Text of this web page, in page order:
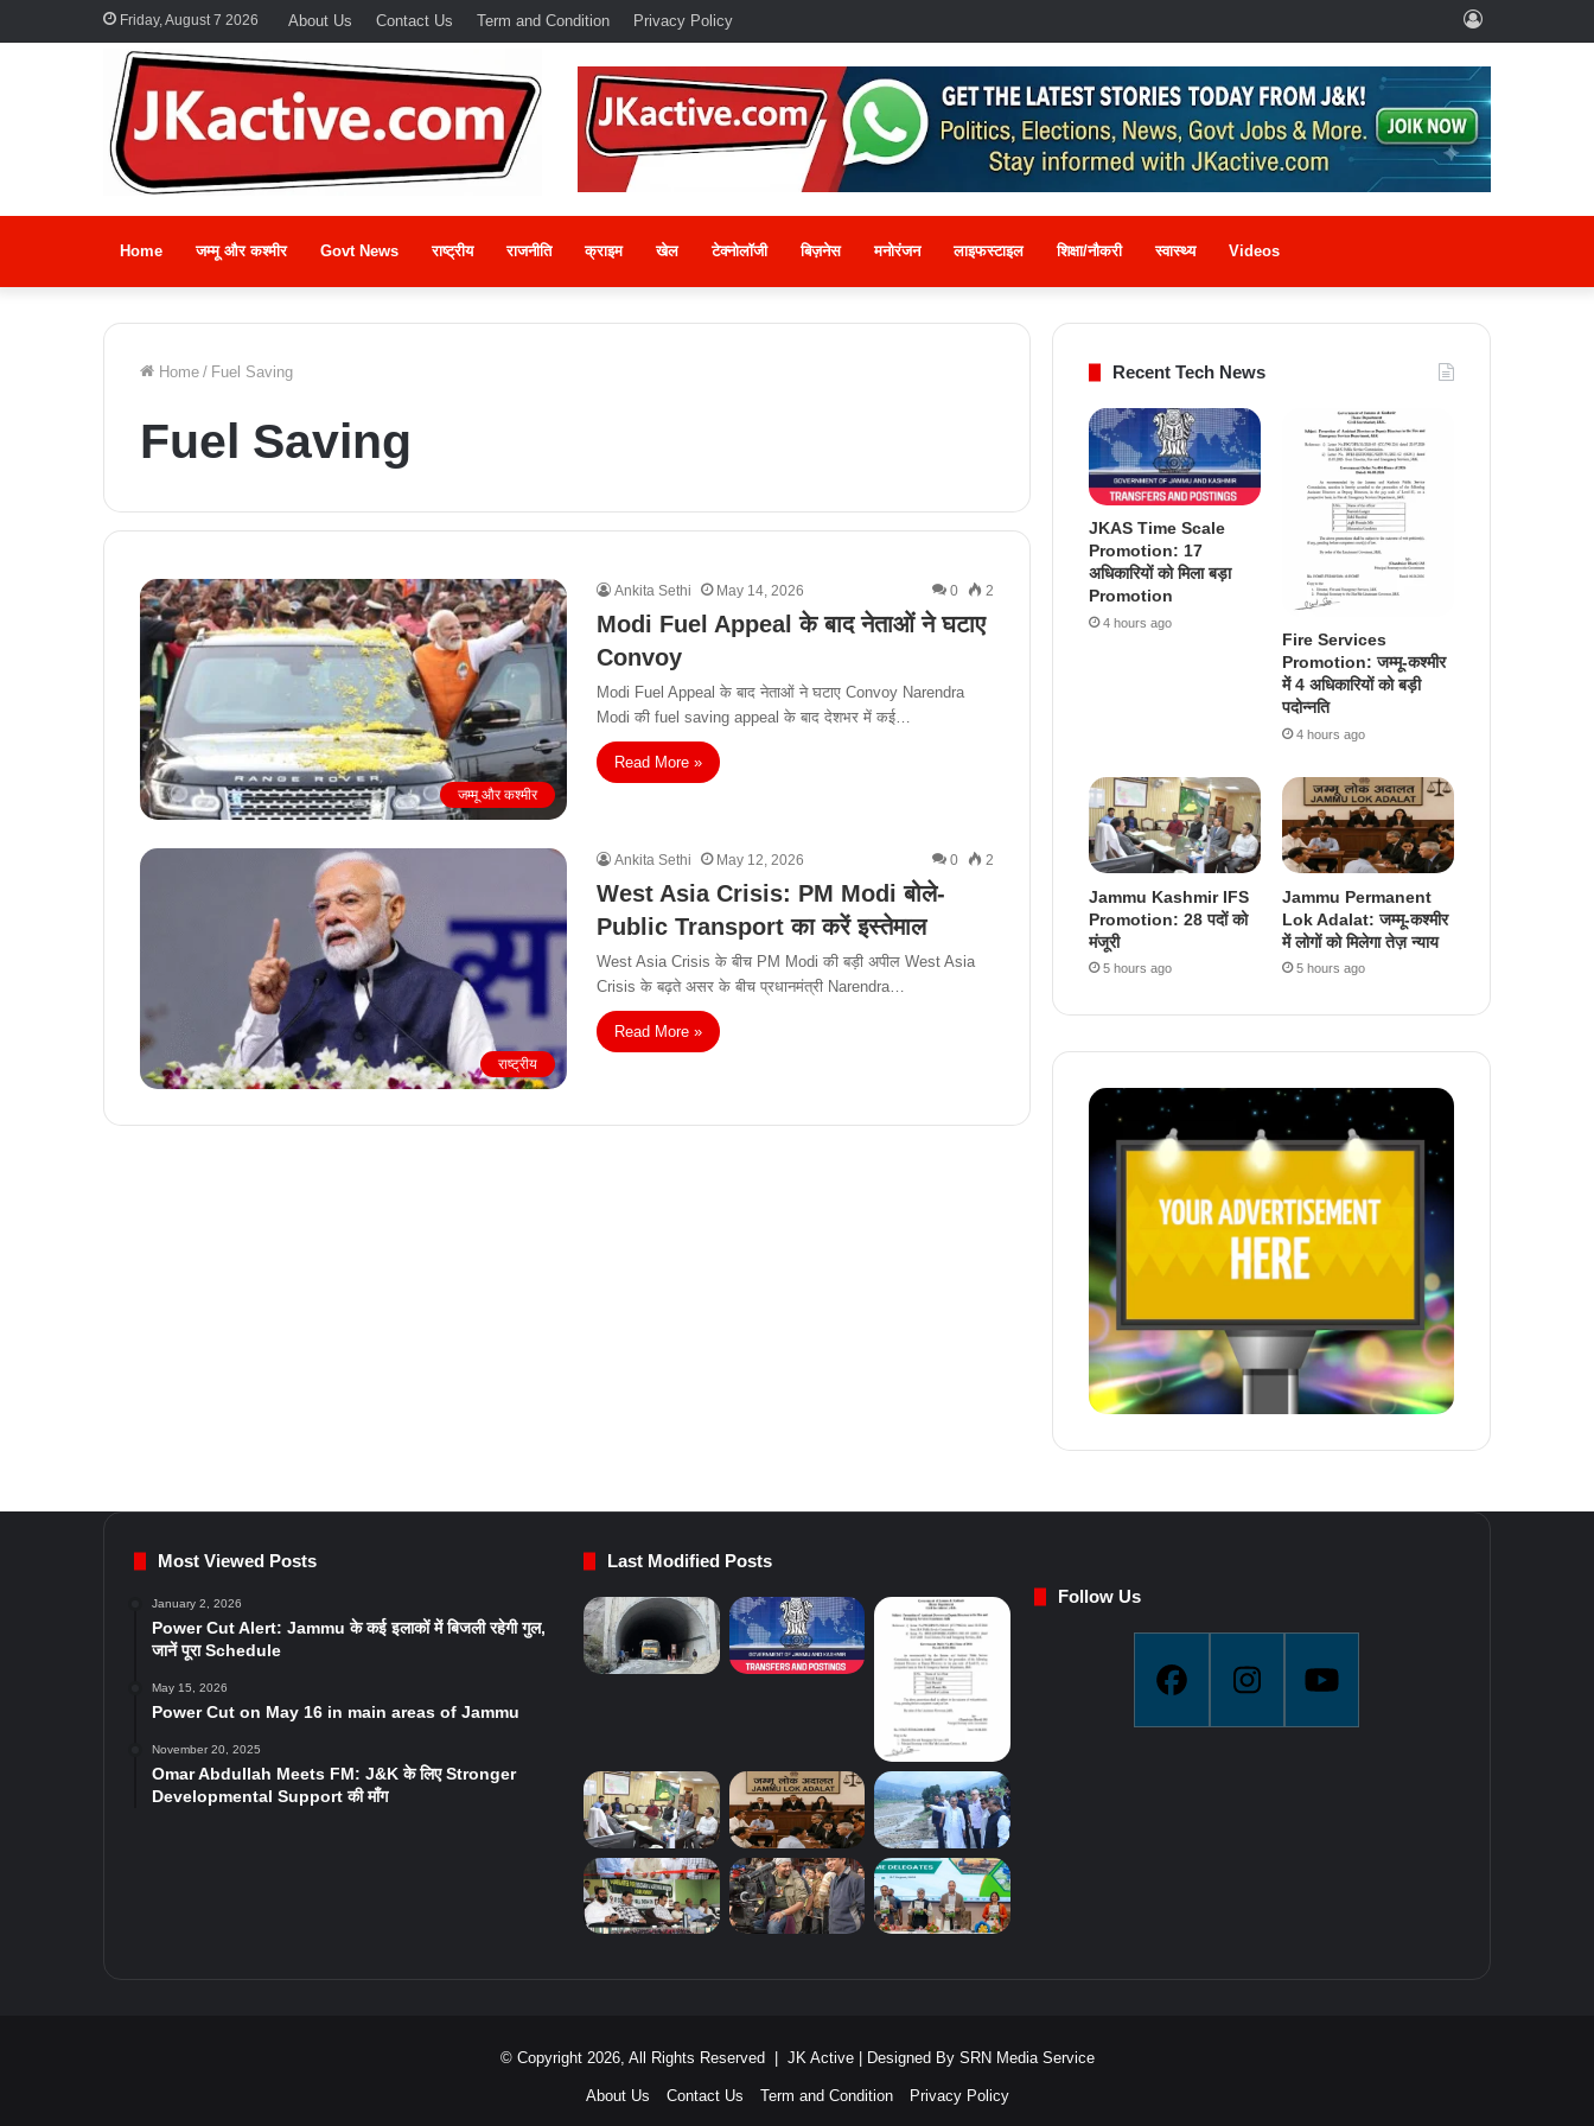
Friday, August 7 2026 About Us Contact Us Term and Condition Privacy Policy
In
Home जम्मू और कश्मीर Govt News राष्ट्रीय राजनीति क्राइम खेल टेक्नोलॉजी बिज़नेस मनोरंजन लाइफस्टाइल शिक्षा/नौकरी स्वास्थ्य Videos
Home / Fuel Saving
Fuel Saving
जम्मू और कश्मीर
Ankita Sethi May 14, 2026 0 2
Modi Fuel Appeal के बाद नेताओं ने घटाए
Convoy
Modi Fuel Appeal के बाद नेताओं ने घटाए Convoy Narendra
Modi की fuel saving appeal के बाद देशभर में कई…
Read More »
राष्ट्रीय
Ankita Sethi May 12, 2026 0 2
West Asia Crisis: PM Modi बोले-
Public Transport का करें इस्तेमाल
West Asia Crisis के बीच PM Modi की बड़ी अपील West Asia
Crisis के बढ़ते असर के बीच प्रधानमंत्री Narendra…
Read More »
Recent Tech News
JKAS Time Scale
Promotion: 17
अधिकारियों को मिला बड़ा
Promotion
4 hours ago
Fire Services
Promotion: जम्मू-कश्मीर
में 4 अधिकारियों को बड़ी
पदोन्नति
4 hours ago
Jammu Kashmir IFS
Promotion: 28 पदों को
मंजूरी
5 hours ago
Jammu Permanent
Lok Adalat: जम्मू-कश्मीर
में लोगों को मिलेगा तेज़ न्याय
5 hours ago
Most Viewed Posts
January 2, 2026
Power Cut Alert: Jammu के कई इलाकों में बिजली रहेगी गुल,
जानें पूरा Schedule
May 15, 2026
Power Cut on May 16 in main areas of Jammu
November 20, 2025
Omar Abdullah Meets FM: J&K के लिए Stronger
Developmental Support की माँग
Last Modified Posts
Follow Us
© Copyright 2026, All Rights Reserved | JK Active| Designed By SRN Media Service
About Us Contact Us Term and Condition Privacy Policy